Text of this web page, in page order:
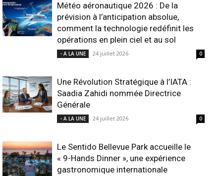
Météo aéronautique 2026 : De la
prévision à l’anticipation absolue,
comment la technologie redéfinit les
opérations en plein ciel et au sol
- A LA UNE 24 juillet 2026 0
Une Révolution Stratégique à l’IATA :
Saadia Zahidi nommée Directrice
Générale
- A LA UNE 24 juillet 2026 0
Le Sentido Bellevue Park accueille le
« 9-Hands Dinner », une expérience
gastronomique internationale